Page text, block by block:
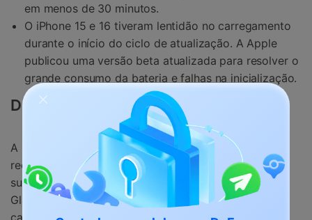
em menos de 30 minutos.
O iPhone 15 e 16 tiveram lentidão no carregamento
durante o início do ciclo de atualização. A Apple
publicou uma versão beta atualizada para resolver o
grande consumo da bateria e falhas na inicialização.
Devo atualizar para iOS 26?
A instalação de iOS 26em um iPhone 13 ou mais
recente é segura e recomendada. Esses dispositivos
suportam o Apple Intelligence e a interface Liquid
Glass com perda mínima de desempenho. Tenha